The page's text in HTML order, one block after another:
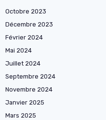
Octobre 2023
Décembre 2023
Février 2024
Mai 2024
Juillet 2024
Septembre 2024
Novembre 2024
Janvier 2025
Mars 2025